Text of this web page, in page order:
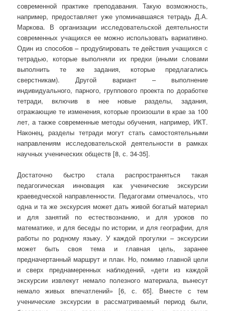
современной практике преподавания. Такую возможность,
например, предоставляет уже упоминавшаяся тетрадь Д.А.
Маркова. В организации исследовательской деятельности
современных учащихся ее можно использовать вариативно.
Один из способов – продублировать те действия учащихся с
тетрадью, которые выполняли их предки (иными словами
выполнить те же задания, которые предлагались
сверстникам). Другой вариант – выполнение
индивидуального, парного, группового проекта по доработке
тетради, включив в нее новые разделы, задания,
отражающие те изменения, которые произошли в крае за 100
лет, а также современные методы обучения, например, ИКТ.
Наконец, разделы тетради могут стать самостоятельными
направлениям исследовательской деятельности в рамках
научных ученических обществ [8, с. 34-35].
Достаточно быстро стала распространяться такая
педагогическая инновация как ученические экскурсии
краеведческой направленности. Педагогами отмечалось, что
одна и та же экскурсия может дать живой богатый материал
и для занятий по естествознанию, и для уроков по
математике, и для беседы по истории, и для географии, для
работы по родному языку. У каждой прогулки – экскурсии
может быть своя тема и главная цель, заранее
предначертанный маршрут и план. Но, помимо главной цели
и сверх преднамеренных наблюдений, «дети из каждой
экскурсии извлекут немало полезного материала, вынесут
немало живых впечатлений» [6, с. 65]. Вместе с тем
ученические экскурсии в рассматриваемый период были,